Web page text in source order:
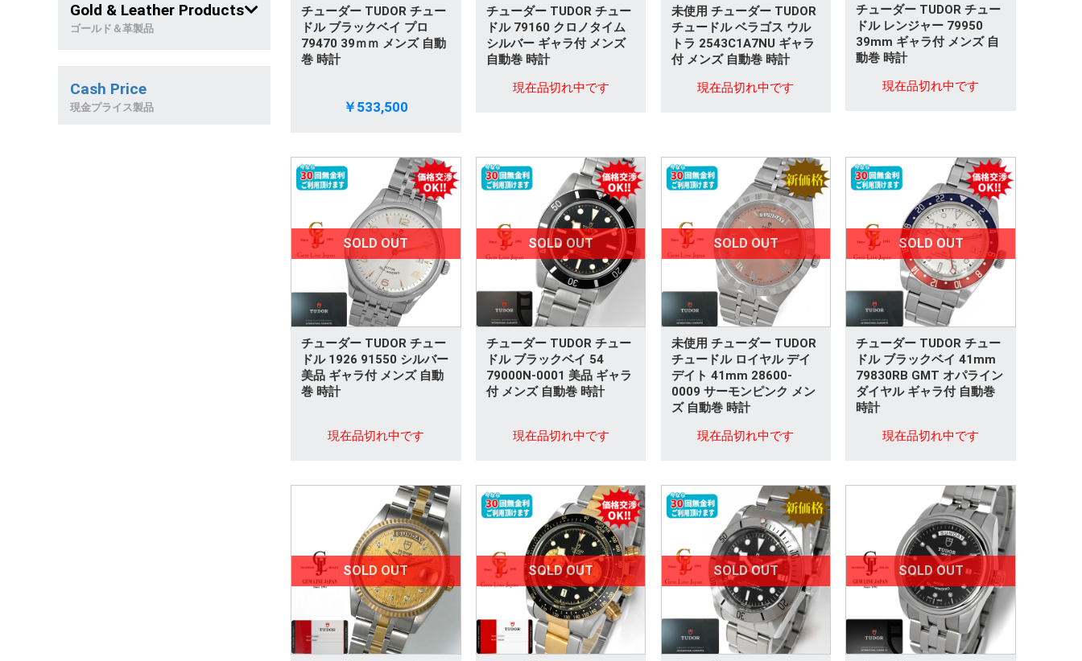
リング
ブレスレット
ブランドジュエリー
Gold & Leather Products
ゴールド＆革製品
天然石製品
Cash Price
現金プライス製品
チューダー TUDOR チュー
ドル ブラックベイ プロ
79470 39ｍｍ メンズ 自動
巻 時計
￥533,500
チューダー TUDOR チュー
ドル 79160 クロノタイム
シルバー ギャラ付 メンズ
自動巻 時計
現在品切れ中です
未使用 チューダー TUDOR
チュードル ベラゴス ウル
トラ 2543C1A7NU ギャラ
付 メンズ 自動巻 時計
現在品切れ中です
チューダー TUDOR チュー
ドル レンジャー 79950
39mm ギャラ付 メンズ 自
動巻 時計
現在品切れ中です
SOLD OUT
チューダー TUDOR チュー
ドル 1926 91550 シルバー
美品 ギャラ付 メンズ 自動
巻 時計
現在品切れ中です
SOLD OUT
チューダー TUDOR チュー
ドル ブラックベイ 54
79000N-0001 美品 ギャラ
付 メンズ 自動巻 時計
現在品切れ中です
SOLD OUT
未使用 チューダー TUDOR
チュードル ロイヤル デイ
デイト 41mm 28600-
0009 サーモンピンク メン
ズ 自動巻 時計
現在品切れ中です
SOLD OUT
チューダー TUDOR チュー
ドル ブラックベイ 41mm
79830RB GMT オパライン
ダイヤル ギャラ付 自動巻
時計
現在品切れ中です
SOLD OUT SOLD OUT SOLD OUT SOLD OUT